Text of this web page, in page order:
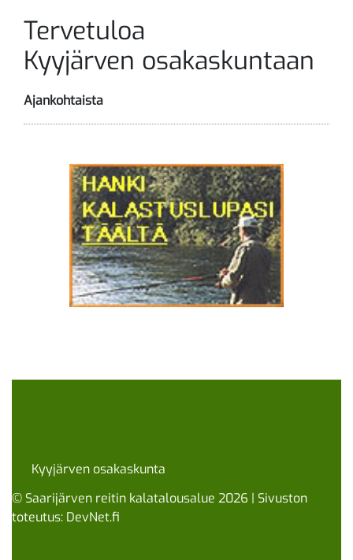
Tervetuloa
Kyyjärven osakaskuntaan
Ajankohtaista
Kyyjärven osakaskunta
© Saarijärven reitin kalatalousalue 2026 | Sivuston
toteutus: DevNet.fi